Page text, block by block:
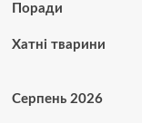
Поради
Хатні тварини
Серпень 2026